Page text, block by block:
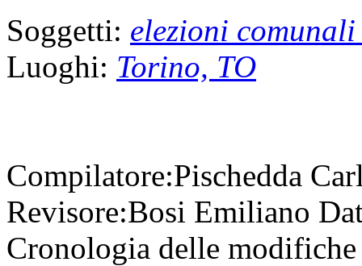
Soggetti: elezioni
Luoghi: Torino, TO
Compilatore:Pischedda
Revisore:Bosi Emiliano
Cronologia delle